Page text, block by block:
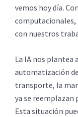
vemos hoy día.
computacionales,
con nuestros
La IA nos plantea
automatización
transporte, la
ya se
Esta situación